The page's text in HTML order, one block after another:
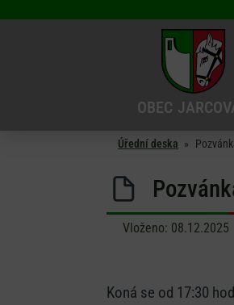
OBEC
Úřední deska »
Vloženo: 08.12.2025
Koná se od 17:30